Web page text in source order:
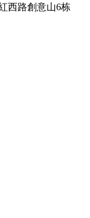
西路創意山6栋